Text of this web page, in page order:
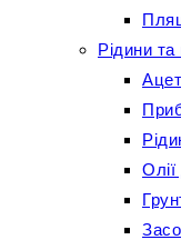
Рідини